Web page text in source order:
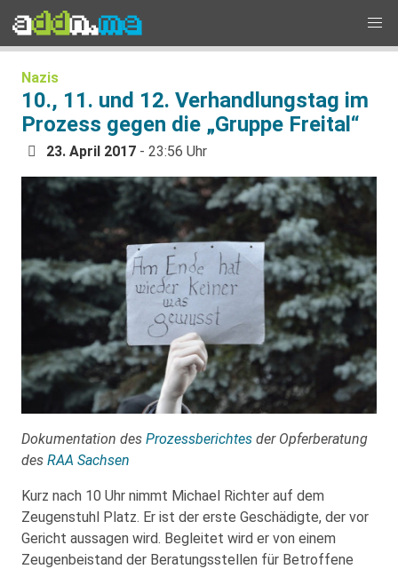
Nazis
10., 11. und 12. Verhandlungstag im
Prozess gegen die „Gruppe Freital“
23. April 2017 - 23:56 Uhr
Dokumentation des Prozessberichtes der Opferberatung
des RAA Sachsen
Kurz nach 10 Uhr nimmt Michael Richter auf dem
Zeugenstuhl Platz. Er ist der erste Geschädigte, der vor
Gericht aussagen wird. Begleitet wird er von einem
Zeugenbeistand der Beratungsstellen für Betroffene